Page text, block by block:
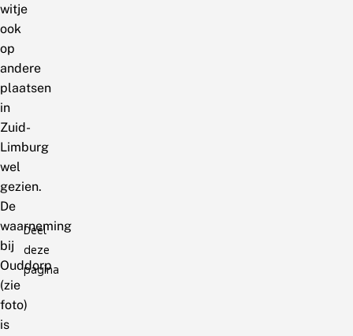
witje
ook
op
andere
plaatsen
in
Zuid-
Limburg
wel
gezien.
De
waarneming
bij
Ouddorp
(zie
foto)
is
Deel
deze
pagina